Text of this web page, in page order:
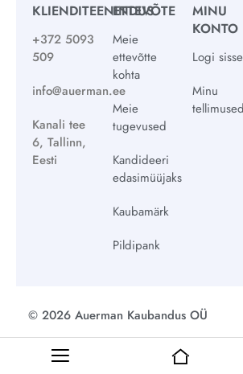
KLIENDITEENINDUS
+372 5093
509
info@auerman.ee
Kanali tee
6, Tallinn,
Eesti
ETTEVÕTE
Meie
ettevõtte
kohta
Meie
tugevused
Kandideeri
edasimüüjaks
Kaubamärk
Pildipank
MINU
KONTO
Logi sisse
Minu
tellimused
© 2026 Auerman Kaubandus OÜ